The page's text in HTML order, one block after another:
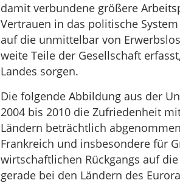
damit verbundene größere
Vertrauen in das politische
auf die unmittelbar von
weite Teile der Gesellschaft
Landes sorgen.
Die folgende Abbildung aus der
2004 bis 2010 die Zufriedenheit
Ländern beträchtlich
Frankreich und insbesondere für
wirtschaftlichen Rückgangs auf
gerade bei den Ländern des